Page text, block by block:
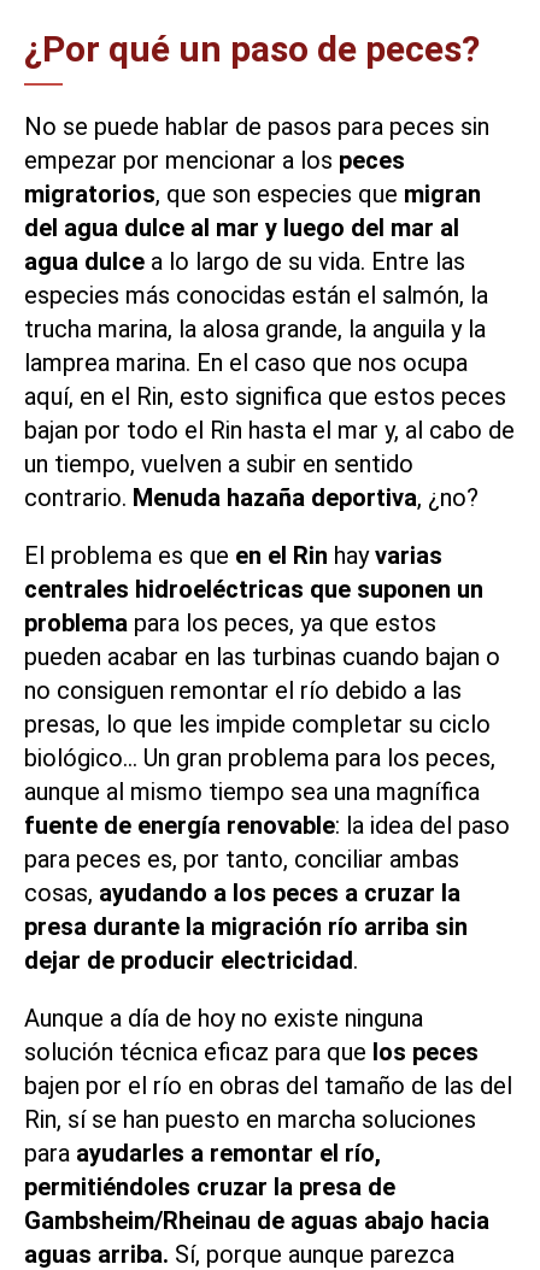
¿Por qué un paso de peces?
No se puede hablar de pasos para peces sin
empezar por mencionar a los peces
migratorios, que son especies que migran
del agua dulce al mar y luego del mar al
agua dulce a lo largo de su vida. Entre las
especies más conocidas están el salmón, la
trucha marina, la alosa grande, la anguila y la
lamprea marina. En el caso que nos ocupa
aquí, en el Rin, esto significa que estos peces
bajan por todo el Rin hasta el mar y, al cabo de
un tiempo, vuelven a subir en sentido
contrario. Menuda hazaña deportiva, ¿no?
El problema es que en el Rin hayvarias
centrales hidroeléctricas que suponen un
problema para los peces, ya que estos
pueden acabar en las turbinas cuando bajan o
no consiguen remontar el río debido a las
presas, lo que les impide completar su ciclo
biológico… Un gran problema para los peces,
aunque al mismo tiempo sea una magnífica
fuente de energía renovable: la idea del paso
para peces es, por tanto, conciliar ambas
cosas, ayudando a los peces a cruzar la
presa durante la migración río arriba sin
dejar de producir electricidad.
Aunque a día de hoy no existe ninguna
solución técnica eficaz para que los peces
bajen por el río en obras del tamaño de las del
Rin, sí se han puesto en marcha soluciones
para ayudarles a remontar el río,
permitiéndoles cruzar la presa de
Gambsheim/Rheinau de aguas abajo hacia
aguas arriba. Sí, porque aunque parezca